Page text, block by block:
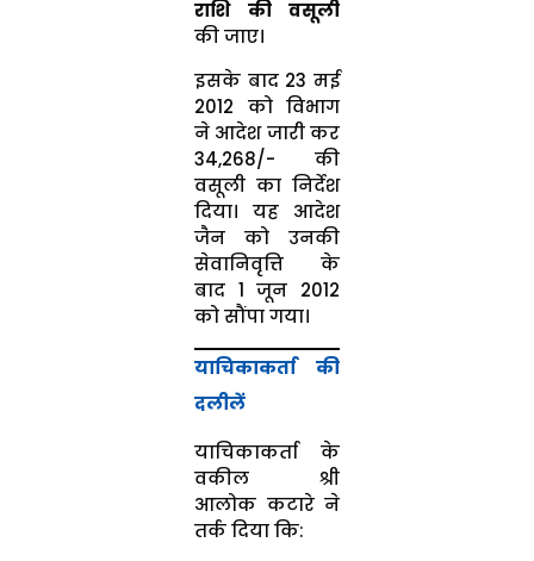
राशि की वसूली
की जाए।
इसके बाद 23 मई
2012 को विभाग
ने आदेश जारी कर
₹34,268/- की
वसूली का निर्देश
दिया। यह आदेश
जैन को उनकी
सेवानिवृत्ति के
बाद 1 जून 2012
को सौंपा गया।
याचिकाकर्ता की
दलीलें
याचिकाकर्ता के
वकील श्री
आलोक कटारे ने
तर्क दिया कि: